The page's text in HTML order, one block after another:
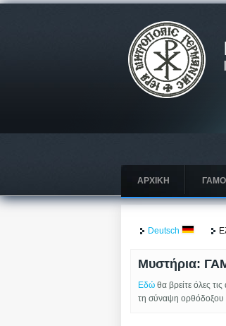
ΑΡΧΙΚΗ
Deutsch
Μυστήρια:
Εδώ θα βρείτε όλες
τη σύναψη ορθόδοξου